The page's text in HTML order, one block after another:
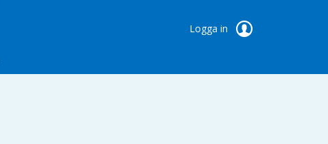
Logga in